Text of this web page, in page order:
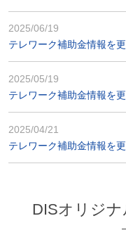
2025/06/19
テレワーク補助金情報を
2025/05/19
テレワーク補助金情報を
2025/04/21
テレワーク補助金情報を
DISオリジ